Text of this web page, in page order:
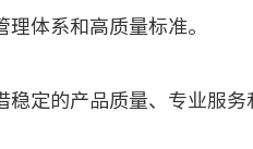
体系和高质量标准。
的产品质量、专业服务